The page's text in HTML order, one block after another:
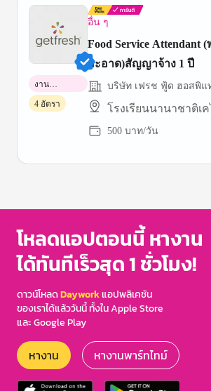
อื่น ๆ
Food Service
สะอาด)สัญญาจ้าง 1 ปี
บริษัท เฟรช ฟู้ด ฮอสพิแ
โรงเรียนนานาชาติเค
500 บาท/วัน
งาน
พาร์ทไทม์
4 อัตรา
of
โหลดแอปตอนนี้ หางาน
ได้ทันทีเร็วสุด 1 ชั่วโมง!
ดาวน์โหลดDayworkแอปพลิเคชัน
ของเราได้แล้ววันนี้ ทั้งใน Apple Store
และ Google Play
หางาน หางานพาร์ทไทม์